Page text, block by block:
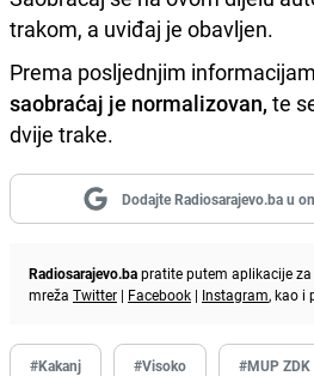
trakom, a uviđaj je obavljen.
Prema posljednjim
saobraćaj je normalizovan, te
dvije trake.
Dodajte Radiosarajevo.ba u
Radiosarajevo.bapratite putem aplikacije za
mreža Twitter | Facebook | Instagram, kao i
#Kakanj #Visoko #MUP ZDK